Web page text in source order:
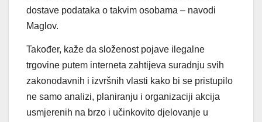
dostave podataka o takvim osobama – navodi
Maglov.
Također, kaže da složenost pojave ilegalne
trgovine putem interneta zahtijeva suradnju svih
zakonodavnih i izvršnih vlasti kako bi se pristupilo
ne samo analizi, planiranju i organizaciji akcija
usmjerenih na brzo i učinkovito djelovanje u